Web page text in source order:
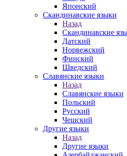
Японский
Скандинавские языки
Назад
Скандинавские
Датский
Норвежский
Финский
Шведский
Славянские языки
Назад
Славянские языки
Польский
Русский
Чешский
Другие языки
Назад
Другие языки